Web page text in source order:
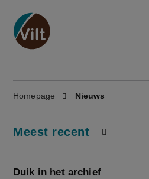
Homepage Nieuws
Meest recent
Duik in het archief